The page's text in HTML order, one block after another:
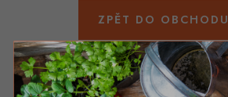
ZPĚT DO OBCHODU